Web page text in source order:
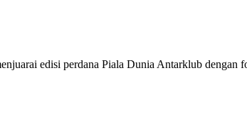
edisi perdana Piala Dunia Antarklub dengan